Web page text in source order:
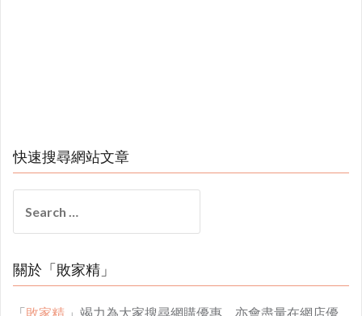
快速搜尋網站文章
for:
關於「敗家精」
「敗家精 」竭力為大家搜尋網購優惠，亦會盡量在網店優